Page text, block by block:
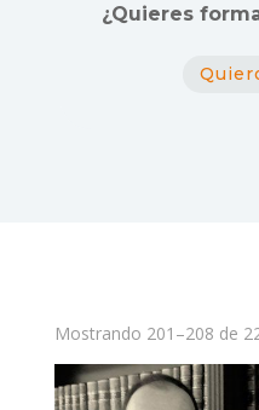
¿Quieres
Mostrando 201–208 de